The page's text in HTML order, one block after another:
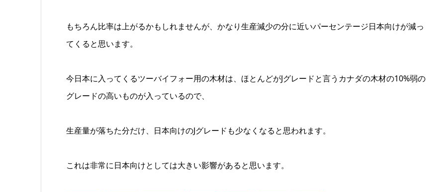
もちろん比率は上がるかもしれませんが、かなり生産減少の分に近いパーセンテージ日本向けが減っ
てくると思います。
今日本に入ってくるツーバイフォー用の木材は、ほとんどがJグレードと言うカナダの木材の10%弱の
グレードの高いものが入っているので、
生産量が落ちた分だけ、日本向けのJグレードも少なくなると思われます。
これは非常に日本向けとしては大きい影響があると思います。